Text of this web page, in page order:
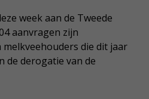
week aan de Tweede
aanvragen zijn
die dit jaar
de derogatie van de